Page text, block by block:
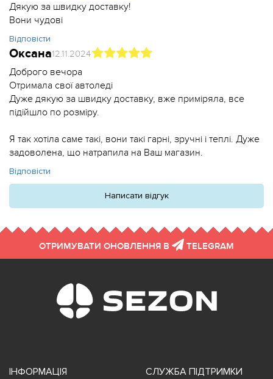
Дякую за швидку доставку!
Вони чудові
Відповісти
Оксана12.11.2024
Доброго вечора
Отримала свої автоледі
Дуже дякую за швидку доставку, вже приміряла, все
підійшло по розміру.
Я так хотіла саме такі, вони такі гарні, зручні і теплі. Дуже
задоволена, що натрапила на Ваш магазин.
Відповісти
Написати відгук
ОТРИМУВАТИ ОНОВЛЕННЯ В TELEGRAM
ІНФОРМАЦІЯ СЛУЖБА ПІДТРИМКИ